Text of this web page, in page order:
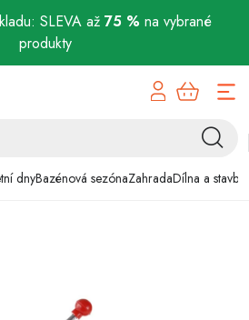
SLEVA až 75 % na vybrané
produkty
dnyBazénová sezónaZahradaDílna a stavba